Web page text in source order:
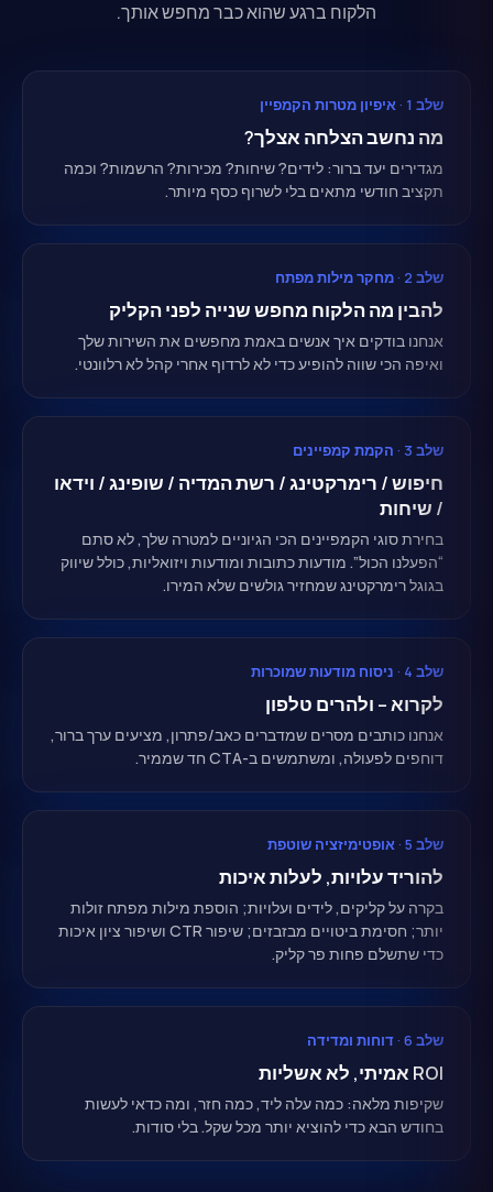
הלקוח ברגע שהוא כבר מחפש אותך.
שלב 1 · איפיון מטרות הקמפיין
מה נחשב הצלחה אצלך?
מגדירים יעד ברור: לידים? שיחות? מכירות? הרשמות? וכמה
תקציב חודשי מתאים בלי לשרוף כסף מיותר.
שלב 2 · מחקר מילות מפתח
להבין מה הלקוח מחפש שנייה לפני הקליק
אנחנו בודקים איך אנשים באמת מחפשים את השירות שלך
ואיפה הכי שווה להופיע כדי לא לרדוף אחרי קהל לא רלוונטי.
שלב 3 · הקמת קמפיינים
חיפוש / רימרקטינג / רשת המדיה / שופינג / וידאו
/ שיחות
בחירת סוגי הקמפיינים הכי הגיוניים למטרה שלך, לא סתם
“הפעלנו הכול”. מודעות כתובות ומודעות ויזואליות, כולל שיווק
בגוגל רימרקטינג שמחזיר גולשים שלא המירו.
שלב 4 · ניסוח מודעות שמוכרות
לקרוא – ולהרים טלפון
אנחנו כותבים מסרים שמדברים כאב/פתרון, מציעים ערך ברור,
דוחפים לפעולה, ומשתמשים ב-CTA חד שממיר.
שלב 5 · אופטימיזציה שוטפת
להוריד עלויות, לעלות איכות
בקרה על קליקים, לידים ועלויות; הוספת מילות מפתח זולות
יותר; חסימת ביטויים מבזבזים; שיפור CTR ושיפור ציון איכות
כדי שתשלם פחות פר קליק.
שלב 6 · דוחות ומדידה
ROI אמיתי, לא אשליות
שקיפות מלאה: כמה עלה ליד, כמה חזר, ומה כדאי לעשות
בחודש הבא כדי להוציא יותר מכל שקל. בלי סודות.